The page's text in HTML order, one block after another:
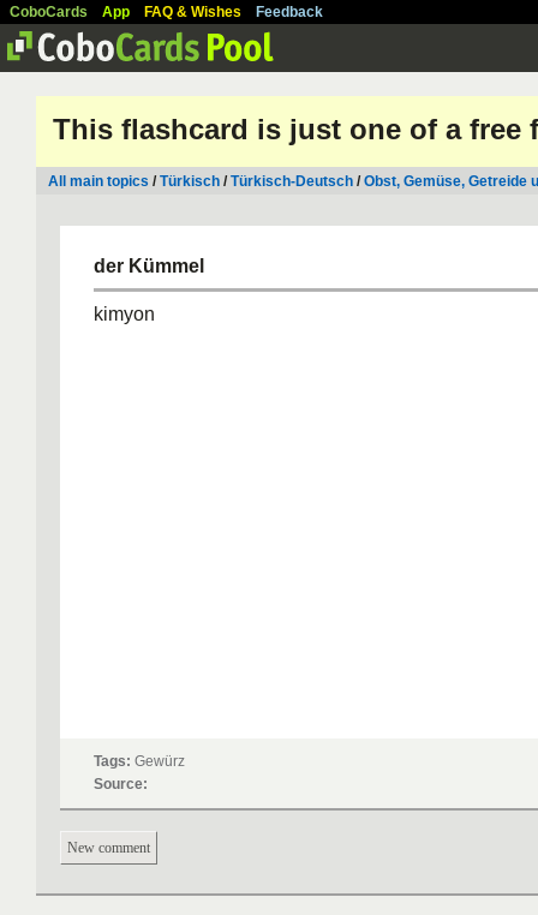
CoboCards App FAQ & Wishes Feedback
This flashcard is just one of a free
All main topics /Türkisch /Türkisch-Deutsch /Obst, Gemüse, Getreide
der Kümmel
kimyon
Tags: Gewürz
Source:
New comment